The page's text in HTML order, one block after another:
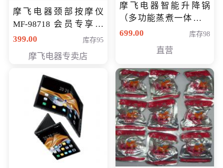
摩飞电器颈部按摩仪
MF-98718 会员专享价
299元
399.00 库存95
摩飞电器专卖店
摩飞电器智能升降锅
（多功能蒸煮一体锅）
（智能升降养生锅） 会
699.00 库存98
直营